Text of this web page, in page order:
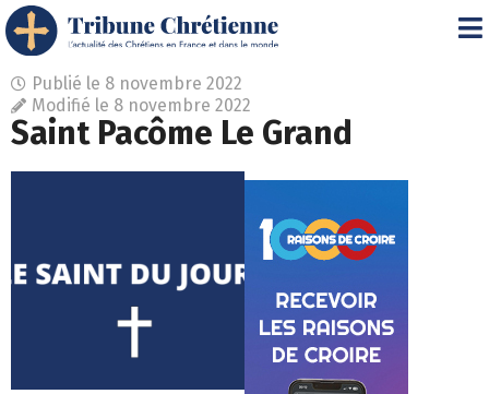
Publié le 8 novembre 2022
Modifié le 8 novembre 2022
Saint Pacôme Le Grand